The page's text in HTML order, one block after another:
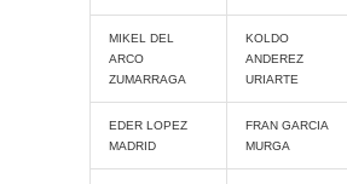
MIKEL DEL
ARCO
ZUMARRAGA
KOLDO
ANDEREZ
URIARTE
EDER LOPEZ
MADRID
FRAN GARCIA
MURGA